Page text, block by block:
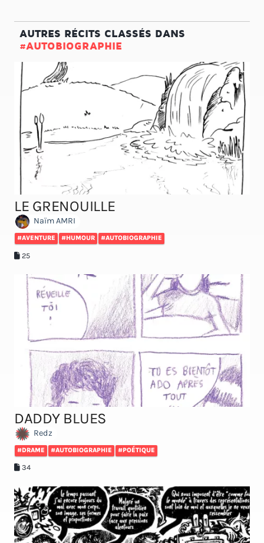
AUTRES RÉCITS CLASSÉS DANS
#AUTOBIOGRAPHIE
LE GRENOUILLE
Naïm AMRI
#AVENTURE #HUMOUR #AUTOBIOGRAPHIE
25
DADDY BLUES
Redz
#DRAME #AUTOBIOGRAPHIE #POÉTIQUE
34